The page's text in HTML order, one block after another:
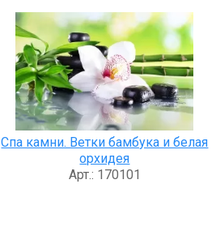
Спа камни. Ветки бамбука и белая
орхидея
Арт.: 170101